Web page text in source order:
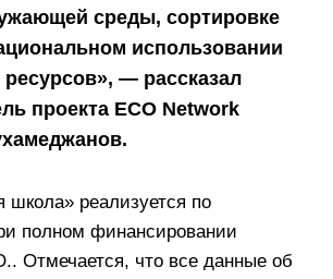
среды, сортировке
использовании
— рассказал
проекта ECO Network
школа» реализуется по
полном финансировании
Отмечается, что все данные об